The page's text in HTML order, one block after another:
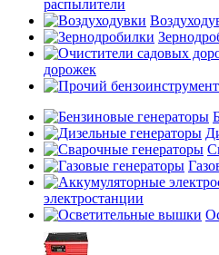
распылители
дорожек
электростанции